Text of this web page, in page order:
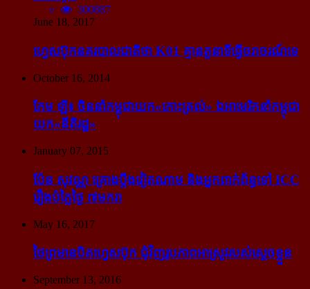
300887
June 18, 2017
ហ្វេសប៊ុក​នគរបាល​ជាតិ​ថា K01 គ្មាន​តួនាទី​ធ្វើ​ចរាចរណ៍​ទេ
October 16, 2014
កែម ឡី៖ ចិន​នាំ​កម្ពុជា​យក​«កោះ​ត្រល់» ឯ​អាមេរិក​នាំ​កម្ពុជា​
យក​«នីតិរដ្ឋ»
January 07, 2015
ប៉ែន សុវណ្ណ គ្រោង​ប្តឹង​វៀតណាម និង​អ្នក​ពាក់​ព័ន្ធ​ទៅ ICC
រឿង​បំភ្លៃ​ថ្ងៃ ៧​មករា
May 16, 2017
ថៃ​ព្រមាន​បិត​ហ្វេសប៊ុក ជុំ​វិញ​រូបភាព​អាស្រូវ​របស់​ស្ដេច​ខ្លួន
September 13, 2016